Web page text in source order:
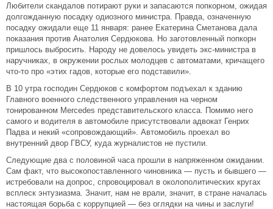
Любители скандалов потирают руки и запасаются попкорном, ожидая
долгожданную посадку одиозного министра. Правда, означенную
посадку ожидали еще 11 января: ранее Екатерина Сметанова дала
показания против Анатолия Сердюкова. Но заготовленный попкорн
пришлось выбросить. Народу не довелось увидеть экс-министра в
наручниках, в окружении рослых молодцев с автоматами, кричащего
что-то про «этих гадов, которые его подставили».
В 10 утра господин Сердюков с комфортом подъехал к зданию
Главного военного следственного управления на черном
тонированном Mercedes представительского класса. Помимо него
самого и водителя в автомобиле присутствовали адвокат Генрих
Падва и некий «сопровождающий». Автомобиль проехал во
внутренний двор ГВСУ, куда журналистов не пустили.
Следующие два с половиной часа прошли в напряженном ожидании.
Сам факт, что высокопоставленного чиновника — пусть и бывшего —
истребовали на допрос, спровоцировал в околополитических кругах
всплеск энтузиазма. Значит, нам не врали, значит, в стране началась
настоящая борьба с коррупцией — без оглядки на чины и заслуги!